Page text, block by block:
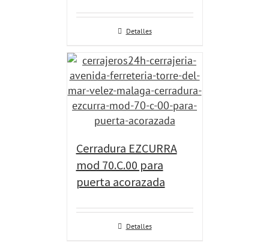
Detalles
Cerradura EZCURRA
mod 70.C.00 para
puerta acorazada
Detalles